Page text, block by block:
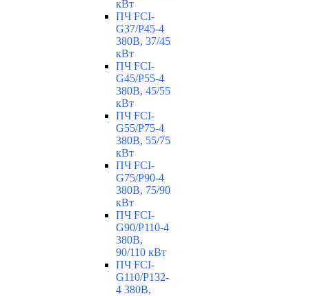
кВт
ПЧ FCI-
G37/P45-4
380В, 37/45
кВт
ПЧ FCI-
G45/P55-4
380В, 45/55
кВт
ПЧ FCI-
G55/P75-4
380В, 55/75
кВт
ПЧ FCI-
G75/P90-4
380В, 75/90
кВт
ПЧ FCI-
G90/P110-4
380В,
90/110 кВт
ПЧ FCI-
G110/P132-
4 380В,